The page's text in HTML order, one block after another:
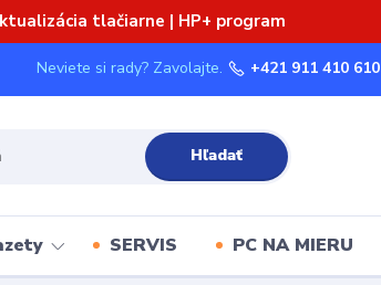
tlačiarne | HP+ program
Hľadať
Neviete si rady? Zavolajte. +421 911 410 610
SERVIS PC NA MIERU